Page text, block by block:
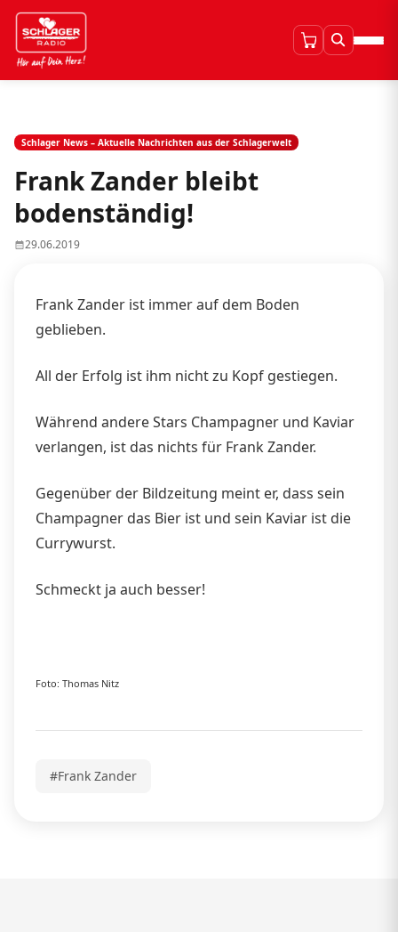
Schlager News – Aktuelle Nachrichten aus der Schlagerwelt
Frank Zander bleibt
bodenständig!
29.06.2019
Frank Zander ist immer auf dem Boden
geblieben.
All der Erfolg ist ihm nicht zu Kopf gestiegen.
Während andere Stars Champagner und Kaviar
verlangen, ist das nichts für Frank Zander.
Gegenüber der Bildzeitung meint er, dass sein
Champagner das Bier ist und sein Kaviar ist die
Currywurst.
Schmeckt ja auch besser!
Foto: Thomas Nitz
#Frank Zander